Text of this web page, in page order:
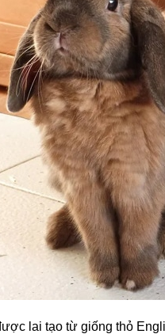
lai tạo từ giống thỏ